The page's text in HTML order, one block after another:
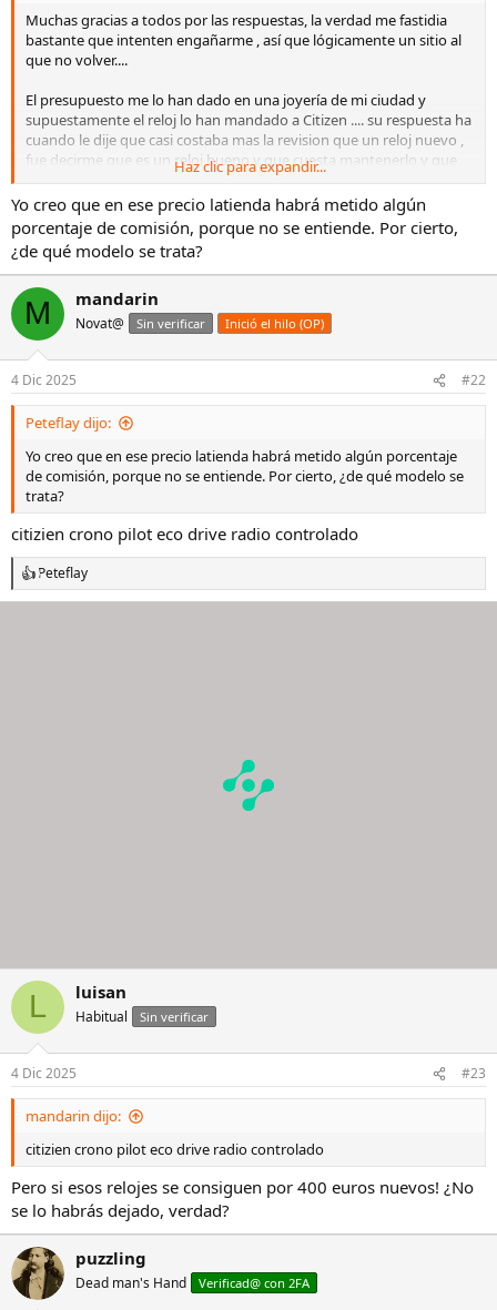
Muchas gracias a todos por las respuestas, la verdad me fastidia
bastante que intenten engañarme , así que lógicamente un sitio al
que no volver....
El presupuesto me lo han dado en una joyería de mi ciudad y
supuestamente el reloj lo han mandado a Citizen .... su respuesta ha
cuando le dije que casi costaba mas la revision que un reloj nuevo ,
fue decirme que es un reloj bueno y que cuesta mantenerlo y que
Citizen ha subido mucho sus precios.... en fin con todo el cariño que
le tengo al reloj y a la marca....
Haz clic para expandir...
Yo creo que en ese precio latienda habrá metido algún
porcentaje de comisión, porque no se entiende. Por cierto,
¿de qué modelo se trata?
M mandarin
Novat@ Sin verificar Inició el hilo (OP)
4 Dic 2025 #22
Peteflay dijo:
Yo creo que en ese precio latienda habrá metido algún porcentaje
de comisión, porque no se entiende. Por cierto, ¿de qué modelo se
trata?
citizien crono pilot eco drive radio controlado
R
e
Peteflay
L luisan
Habitual Sin verificar
4 Dic 2025 #23
mandarin dijo:
citizien crono pilot eco drive radio controlado
Pero si esos relojes se consiguen por 400 euros nuevos! ¿No
se lo habrás dejado, verdad?
puzzling
Dead man's Hand Verificad@ con 2FA